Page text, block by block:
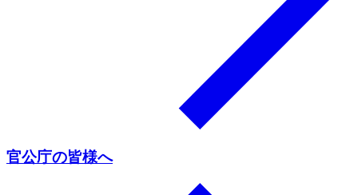
官公庁の皆様へ